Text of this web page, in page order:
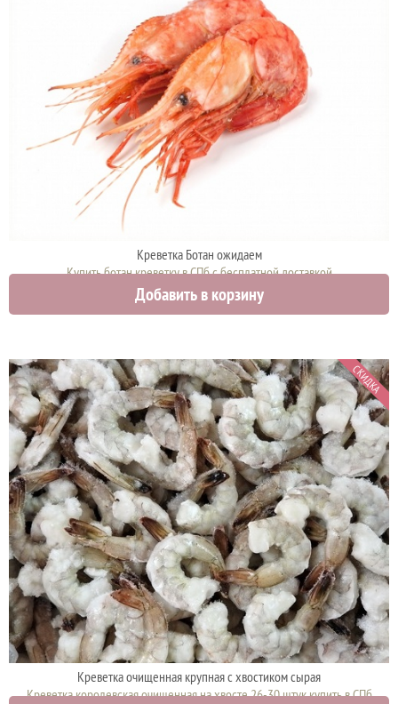
Креветка Ботан ожидаем
Купить ботан креветку в СПб с бесплатной доставкой
0 руб.
Добавить в корзину
СКИДКА
Креветка очищенная крупная с хвостиком сырая
Креветка королевская очищенная на хвосте 26-30 штук купить в СПб